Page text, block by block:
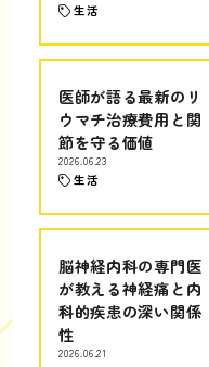
生活
医師が語る最新のリ
ウマチ治療費用と関
節を守る価値
2026.06.23
生活
脳神経内科の専門医
が教える神経痛と内
科的疾患の深い関係
性
2026.06.21